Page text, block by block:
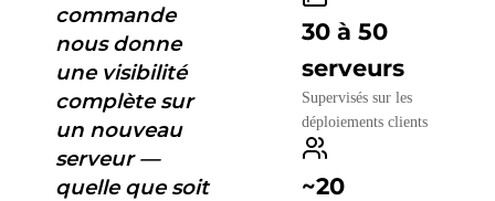
commande
nous donne
une visibilité
complète sur
un nouveau
serveur —
quelle que soit
30 à 50
serveurs
Supervisés sur les
déploiements clients
~20